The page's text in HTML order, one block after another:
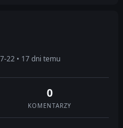
22 • 17 dni temu
0
KOMENTARZY